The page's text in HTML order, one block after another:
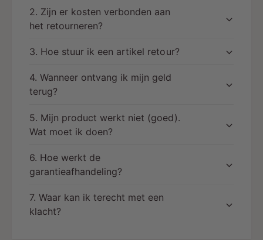
2. Zijn er kosten verbonden aan
het retourneren?
3. Hoe stuur ik een artikel retour?
4. Wanneer ontvang ik mijn geld
terug?
5. Mijn product werkt niet (goed).
Wat moet ik doen?
6. Hoe werkt de
garantieafhandeling?
7. Waar kan ik terecht met een
klacht?